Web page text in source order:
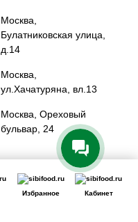
Избранное Кабинет
Москва,
Булатниковская улица,
д.14
Москва,
ул.Хачатуряна, вл.13
Москва, Ореховый
бульвар, 24